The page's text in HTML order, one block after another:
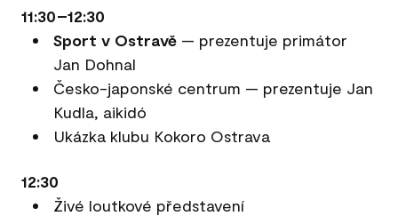
11:30–12:30
Sport v Ostravě — prezentuje primátor
Jan Dohnal
Česko-japonské centrum — prezentuje Jan
Kudla, aikidó
Ukázka klubu Kokoro Ostrava
12:30
Živé loutkové představení